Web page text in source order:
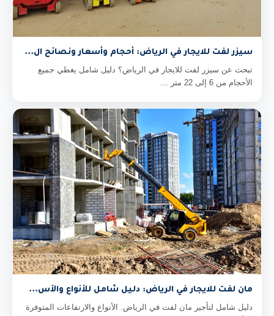
سيزر لفت للايجار في الرياض: أحجام وأسعار ونصائح ال...
تبحث عن سيزر لفت للايجار في الرياض؟ دليل شامل يغطي جميع
الأحجام من 6 إلى 22 متر ...
مان لفت للايجار في الرياض: دليل شامل للأنواع والأس...
دليل شامل لتأجير مان لفت في الرياض. الأنواع والارتفاعات المتوفرة